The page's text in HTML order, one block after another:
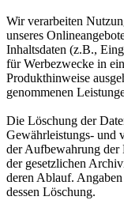
Wir verarbeiten
unseres
Inhaltsdaten (z.B.,
für Werbezwecke in
Produkthinweise
genommenen
Die Löschung der
Gewährleistungs- und
der Aufbewahrung der
der gesetzlichen
deren Ablauf.
dessen Löschung.